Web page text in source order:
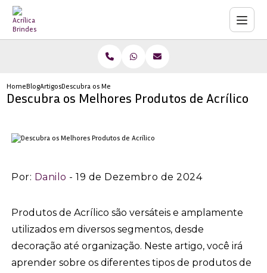
HomeBlogArtigosDescubra os Melhores Produtos de Acrílico
Descubra os Melhores Produtos de Acrílico
Por: Danilo - 19 de Dezembro de 2024
Produtos de Acrílico são versáteis e amplamente
utilizados em diversos segmentos, desde
decoração até organização. Neste artigo, você irá
aprender sobre os diferentes tipos de produtos de